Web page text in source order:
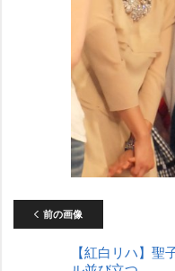
前の画像
【紅白リハ】聖